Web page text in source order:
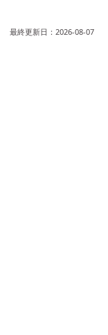
最終更新日： 2026-08-07